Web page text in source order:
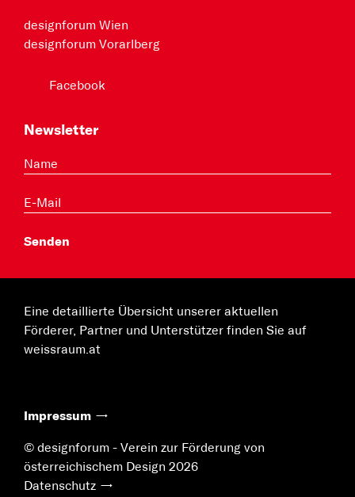
designforum Wien
designforum Vorarlberg
Facebook
Newsletter
Eine detaillierte Übersicht unserer aktuellen
Förderer, Partner und Unterstützer finden Sie auf
weissraum.at
Impressum
© designforum - Verein zur Förderung von
österreichischem Design 2026
Datenschutz